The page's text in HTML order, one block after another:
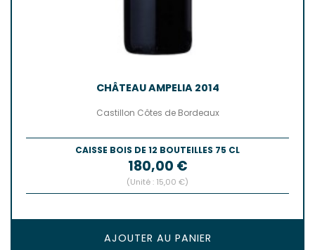
CHÂTEAU AMPELIA 2014
Castillon Côtes de Bordeaux
CAISSE BOIS DE 12 BOUTEILLES 75 CL
Prix
180,00 €
(Unité : 15,00 €)
AJOUTER AU PANIER